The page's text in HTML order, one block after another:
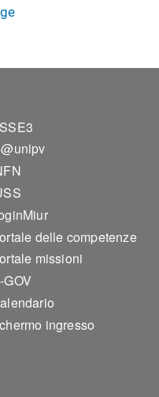
2
delle competenze
missioni
GOV
ingresso